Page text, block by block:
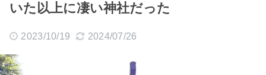
いた以上に凄い神社だった
2023/10/19 2024/07/26